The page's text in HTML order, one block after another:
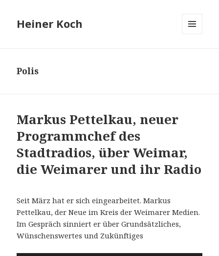
Heiner Koch
Polis
Markus Pettelkau, neuer
Programmchef des
Stadtradios, über Weimar,
die Weimarer und ihr Radio
Seit März hat er sich eingearbeitet. Markus
Pettelkau, der Neue im Kreis der Weimarer Medien.
Im Gespräch sinniert er über Grundsätzliches,
Wünschenswertes und Zukünftiges